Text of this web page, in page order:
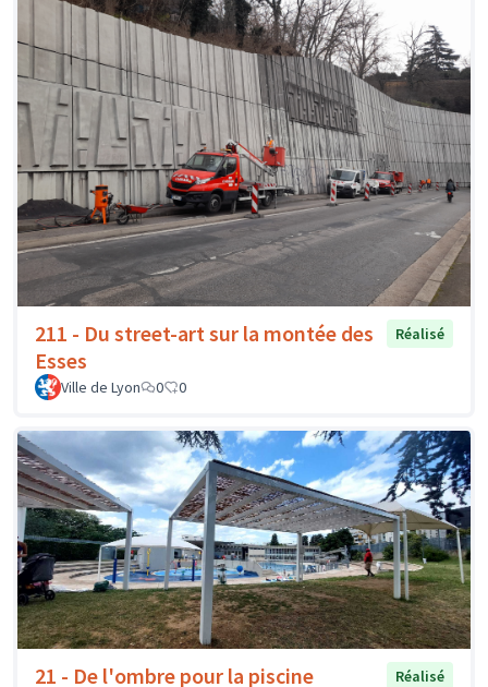
211 - Du street-art sur la montée des
Esses
Réalisé
Ville de Lyon 0 0
21 - De l'ombre pour la piscine Réalisé